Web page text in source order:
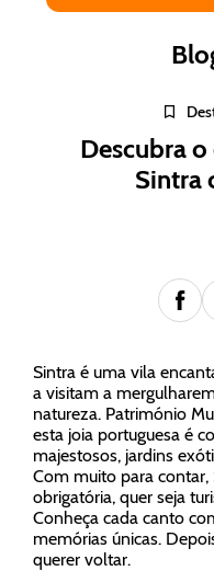
Descubra
Sintra
Sintra é uma vila
a visitam a
natureza. Património
esta joia portuguesa é
majestosos, jardins
Com muito para
obrigatória, quer seja
Conheça cada canto
memórias únicas.
querer voltar.